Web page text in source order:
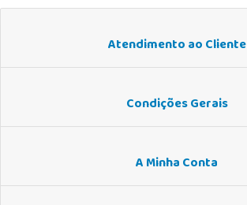
Atendimento ao Cliente
Condições Gerais
A Minha Conta